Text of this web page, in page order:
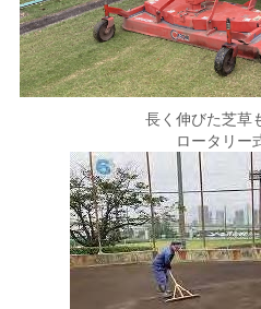
長く伸びた芝草
ロータリー